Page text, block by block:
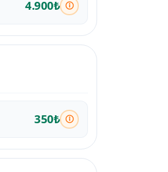
4.900₺
350₺